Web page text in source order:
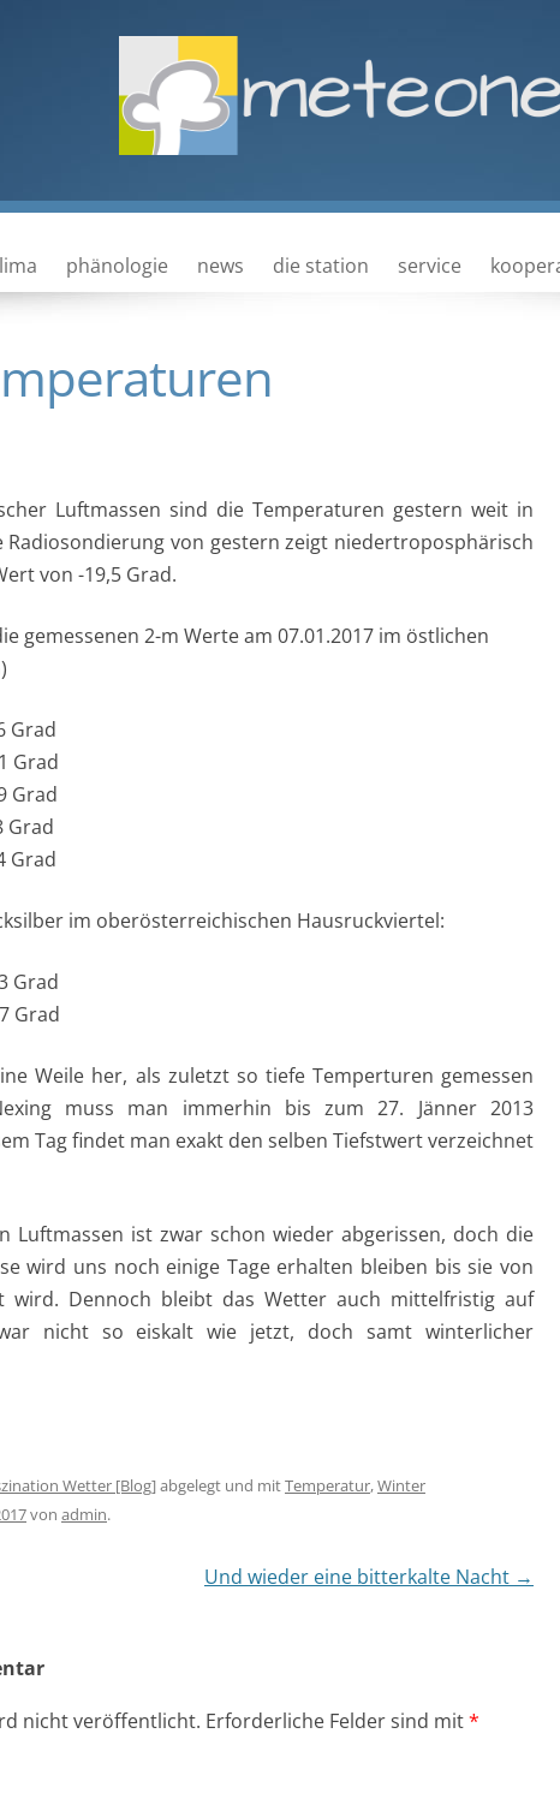
Zum Inhalt springen
phänologie news die station service
Luftmassen sind die Temperaturen gestern weit in
Radiosondierung von gestern zeigt niedertroposphärisch
von -19,5 Grad.
gemessenen 2-m Werte am 07.01.2017 im östlichen
im oberösterreichischen Hausruckviertel:
Grad
Grad
Weile her, als zuletzt so tiefe Temperturen gemessen
muss man immerhin bis zum 27. Jänner 2013
Tag findet man exakt den selben Tiefstwert verzeichnet
Luftmassen ist zwar schon wieder abgerissen, doch die
wird uns noch einige Tage erhalten bleiben bis sie von
wird. Dennoch bleibt das Wetter auch mittelfristig auf
nicht so eiskalt wie jetzt, doch samt winterlicher
Wetter [Blog]abgelegt und mitTemperatur,Winter
von admin.
Und wieder eine bitterkalte Nacht →
nicht veröffentlicht. Erforderliche Felder sind mit*